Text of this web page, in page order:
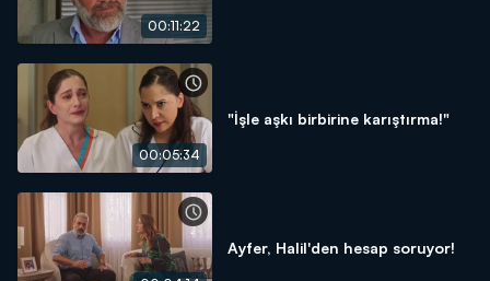
00:11:22
00:05:34
"İşle aşkı birbirine karıştırma!"
Ayfer, Halil'den hesap soruyor!